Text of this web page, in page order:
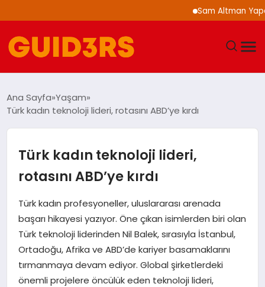
Sam Altman Yapay
TEKNOLOJI
SPOR
SAĞLIK
EKONOMI
MAGAZIN
Ana Sayfa Yaşam
Türk kadın teknoloji lideri, rotasını ABD’ye kırdı
Türk kadın teknoloji lideri,
rotasını ABD’ye kırdı
Türk kadın profesyoneller, uluslararası arenada
başarı hikayesi yazıyor. Öne çıkan isimlerden biri olan
Türk teknoloji liderinden Nil Balek, sırasıyla İstanbul,
Ortadoğu, Afrika ve ABD’de kariyer basamaklarını
tırmanmaya devam ediyor. Global şirketlerdeki
önemli projelere öncülük eden teknoloji lideri,